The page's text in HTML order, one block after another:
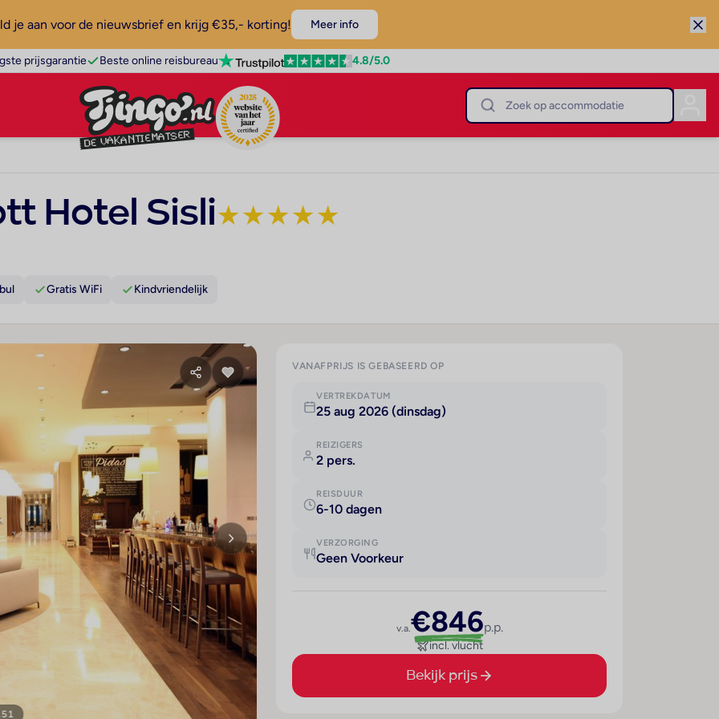
je aan voor de nieuwsbrief en krijg €35,- korting! Meer info
prijsgarantie Beste online reisbureau 4.8/5.0
Hotel Sisli★★★★★
Gratis WiFi Kindvriendelijk
VANAFPRIJS IS GEBASEERD OP
VERTREKDATUM
25 aug 2026 (dinsdag)
REIZIGERS
2 pers.
REISDUUR
6-10 dagen
VERZORGING
Geen Voorkeur
v.a.€846p.p.
incl. vlucht
Bekijk prijs